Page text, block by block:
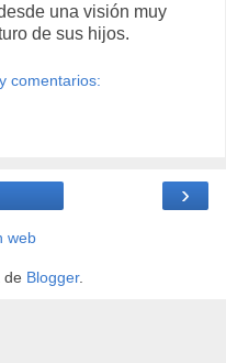
una visión muy
de sus hijos.
comentarios:
›
web
de Blogger.